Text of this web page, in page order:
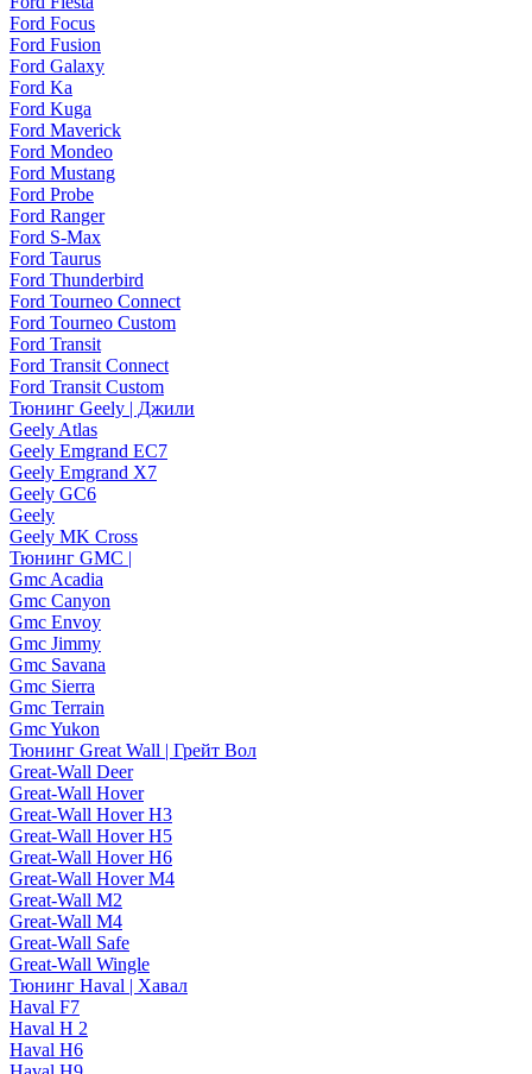
Ford Focus
Ford Fusion
Ford Galaxy
Ford Ka
Ford Kuga
Ford Maverick
Ford Mondeo
Ford Mustang
Ford Probe
Ford Ranger
Ford S-Max
Ford Taurus
Ford Thunderbird
Ford Tourneo Connect
Ford Tourneo Custom
Ford Transit
Ford Transit Connect
Ford Transit Custom
Тюнинг Geely | Джили
Geely Atlas
Geely Emgrand EC7
Geely Emgrand X7
Geely GC6
Geely
Geely MK Cross
Тюнинг GMC |
Gmc Acadia
Gmc Canyon
Gmc Envoy
Gmc Jimmy
Gmc Savana
Gmc Sierra
Gmc Terrain
Gmc Yukon
Тюнинг Great Wall | Грейт Вол
Great-Wall Deer
Great-Wall Hover
Great-Wall Hover H3
Great-Wall Hover H5
Great-Wall Hover H6
Great-Wall Hover M4
Great-Wall M2
Great-Wall M4
Great-Wall Safe
Great-Wall Wingle
Тюнинг Haval | Хавал
Haval F7
Haval H 2
Haval H6